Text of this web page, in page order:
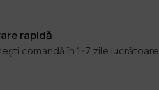
rapidă
comandă în 1-7 zile lucrătoare